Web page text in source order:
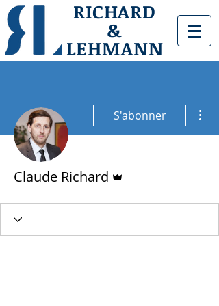
RICHARD
&
LEHMANN
S'abonner
Claude Richard